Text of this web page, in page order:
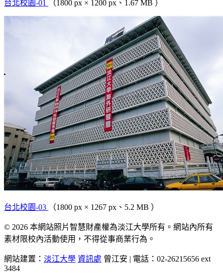
台北校園-01 （1800 px × 1200 px、1.67 MB ）
台北校園-03 （1800 px × 1267 px、5.2 MB ）
© 2026 本網站照片智慧財產權為淡江大學所有。網站內所有
素材限校內活動使用，不得從事商業行為。
網站建置： 淡江大學 資訊處 曾江安 | 電話：02-26215656 ext
3484